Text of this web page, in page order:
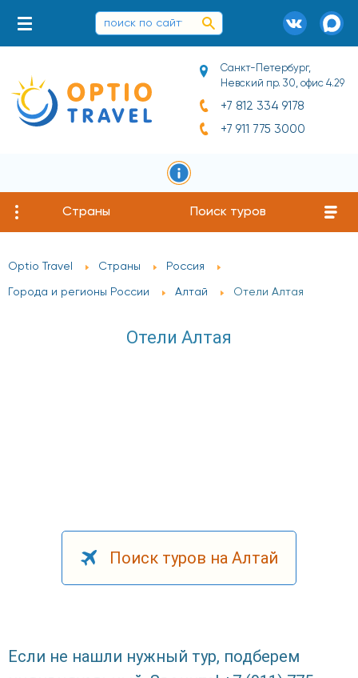
Санкт-Петербург,
Невский пр. 30, офис 4.29
+7 812 334 9178
+7 911 775 3000
Страны Поиск туров
Optio Travel Страны Россия
Города и регионы России Алтай Отели Алтая
Отели Алтая
Поиск туров на Алтай
Если не нашли нужный тур, подберем